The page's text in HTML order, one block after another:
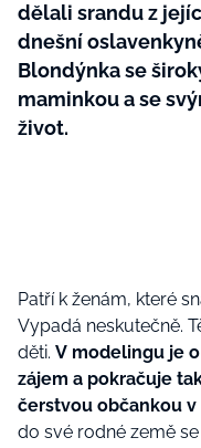
dělali srandu z
dnešní
Blondýnka se
maminkou a se
život.
Patří k ženám, které
Vypadá neskutečně.
děti. V modelingu je
zájem a pokračuje
čerstvou občankou v
do své rodné země